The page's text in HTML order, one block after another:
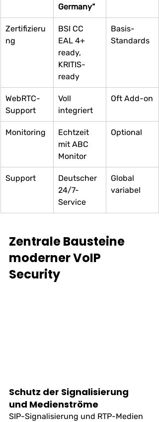
Germany“
Zertifizieru
ng
BSI CC
EAL 4+
ready,
KRITIS-
ready
Basis-
Standards
WebRTC-
Support
Voll
integriert
Oft Add-on
Monitoring
Echtzeit
mit ABC
Monitor
Optional
Support
Deutscher
24/7-
Service
Global
variabel
Zentrale Bausteine
moderner VoIP
Security
Schutz der Signalisierung
und Medienströme
SIP-Signalisierung und RTP-Medien